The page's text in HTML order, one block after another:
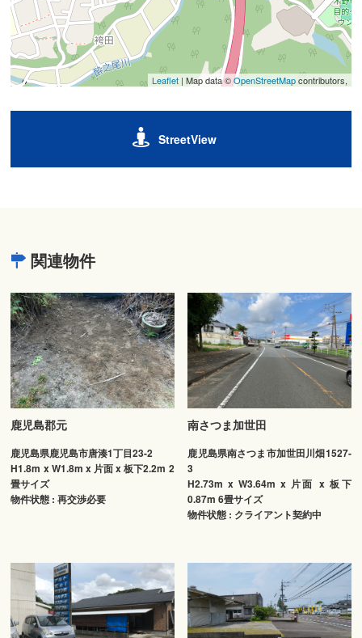
Leaflet| Map data ©OpenStreetMapcontributors,
StreetView
関連物件
鹿児島郡元
鹿児島県鹿児島市唐湊1丁目23-2
H1.8m x W1.8m x 片面 x 板下2.2m 2
畳サイズ
物件状態 : 再交渉必要
南さつま加世田
鹿児島県南さつま市加世田川畑1527-
3
H2.73m x W3.64m x 片面 x 板下
0.87m 6畳サイズ
物件状態 : クライアント契約中